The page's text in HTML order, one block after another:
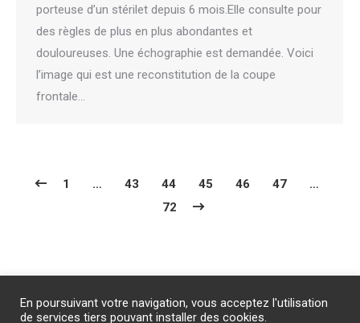
porteuse d’un stérilet depuis 6 mois.Elle consulte pour
des règles de plus en plus abondantes et
douloureuses. Une échographie est demandée. Voici
l’image qui est une reconstitution de la coupe
frontale…
1 … 43 44 45 46 47
…
72
PROTECTION DES DONNEES PERSONNELLES
En poursuivant votre navigation, vous acceptez l'utilisation
de services tiers pouvant installer des cookies.